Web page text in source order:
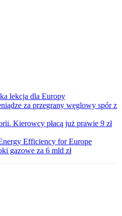
lekcja dla Europy
za przegrany węglowy spór z
Kierowcy płacą już prawie 9 zł
Efficiency for Europe
gazowe za 6 mld zł